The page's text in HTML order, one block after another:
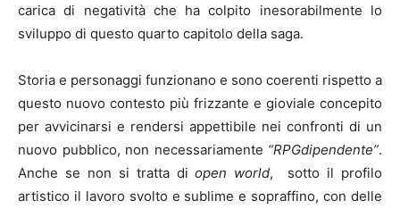
carica di negatività che ha colpito inesorabilmente lo
sviluppo di questo quarto capitolo della saga.
Storia e personaggi funzionano e sono coerenti rispetto a
questo nuovo contesto più frizzante e gioviale concepito
per avvicinarsi e rendersi appettibile nei confronti di un
nuovo pubblico, non necessariamente “RPGdipendente”.
Anche se non si tratta diopen world, sotto il profilo
artistico il lavoro svolto e sublime e sopraffino, con delle